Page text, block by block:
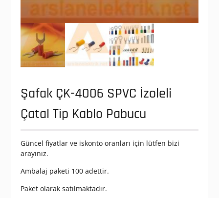
Şafak ÇK-4006 SPVC İzoleli
Çatal Tip Kablo Pabucu
Güncel fiyatlar ve iskonto oranları için lütfen bizi
arayınız.
Ambalaj paketi 100 adettir.
Paket olarak satılmaktadır.